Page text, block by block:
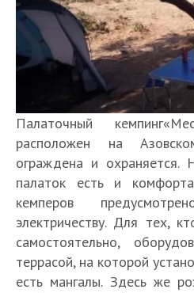
Палаточный
расположен на
ограждена и охраняется.
палаток есть и
кемперов
электричеству. Для тех,
самостоятельно,
террасой, на которой
есть мангалы. Здесь же